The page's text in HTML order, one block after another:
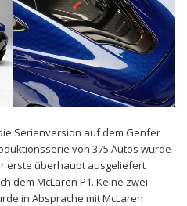
Serienversion auf dem Genfer
von 375 Autos wurde
erste überhaupt ausgeliefert
dem McLaren P1. Keine zwei
in Absprache mit McLaren